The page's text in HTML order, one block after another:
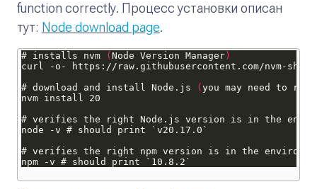
function correctly. Процесс установки описан
тут: Node download page.
# installs nvm ( Node Version Manager)
# download and install Node.js ( you may need to